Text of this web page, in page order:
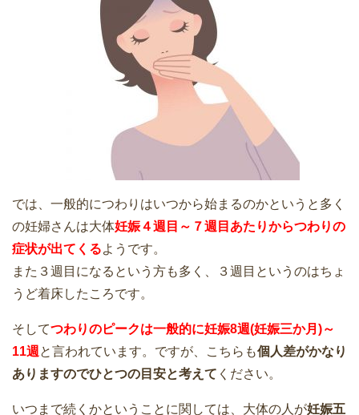
では、一般的につわりはいつから始まるのかというと多く
の妊婦さんは大体妊娠４週目～７週目あたりからつわりの
症状が出てくるようです。
また３週目になるという方も多く、３週目というのはちょ
うど着床したころです。
そしてつわりのピークは一般的に妊娠8週(妊娠三か月)～
11週と言われています。ですが、こちらも個人差がかなり
ありますのでひとつの目安と考えて ください。
いつまで続くかということに関しては、大体の人が妊娠五